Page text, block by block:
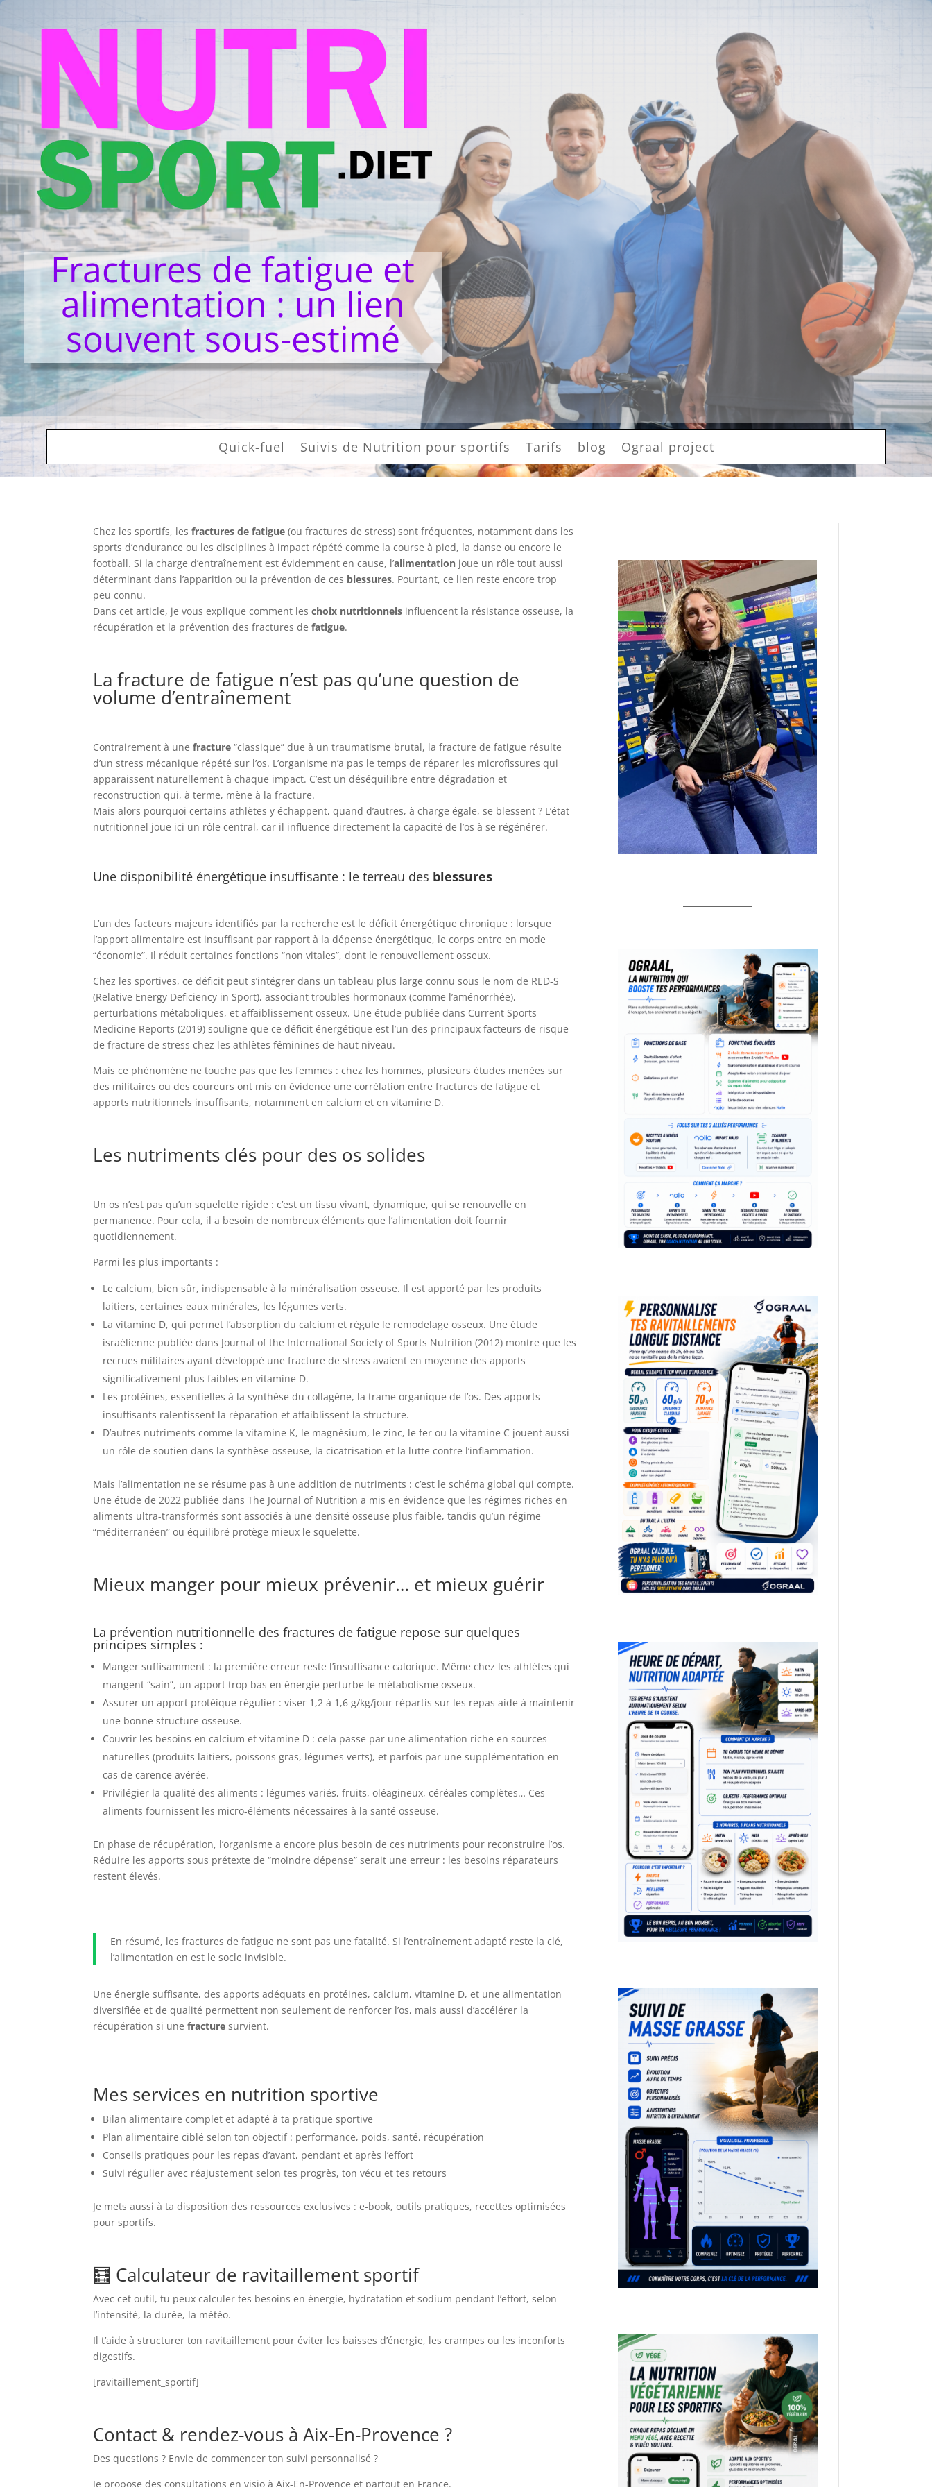
Fractures de fatigue et
alimentation : un lien
souvent sous-estimé
Quick-fuel Suivis de Nutrition pour sportifs Tarifs blog Ograal project
Chez les sportifs, lesfractures de fatigue (ou fractures de stress) sont fréquentes, notamment dans les
sports d’endurance ou les disciplines à impact répété comme la course à pied, la danse ou encore le
football. Si la charge d’entraînement est évidemment en cause, l’alimentation joue un rôle tout aussi
déterminant dans l’apparition ou la prévention de ces blessures. Pourtant, ce lien reste encore trop
peu connu.
Dans cet article, je vous explique comment leschoix nutritionnels influencent la résistance osseuse, la
récupération et la prévention des fractures defatigue.
La fracture de fatigue n’est pas qu’une question de
volume d’entraînement
Contrairement à unefracture “classique” due à un traumatisme brutal, la fracture de fatigue résulte
d’un stress mécanique répété sur l’os. L’organisme n’a pas le temps de réparer les microfissures qui
apparaissent naturellement à chaque impact. C’est un déséquilibre entre dégradation et
reconstruction qui, à terme, mène à la fracture.
Mais alors pourquoi certains athlètes y échappent, quand d’autres, à charge égale, se blessent ? L’état
nutritionnel joue ici un rôle central, car il influence directement la capacité de l’os à se régénérer.
Une disponibilité énergétique insuffisante : le terreau des blessures
L’un des facteurs majeurs identifiés par la recherche est le déficit énergétique chronique : lorsque
l’apport alimentaire est insuffisant par rapport à la dépense énergétique, le corps entre en mode
“économie”. Il réduit certaines fonctions “non vitales”, dont le renouvellement osseux.
Chez les sportives, ce déficit peut s’intégrer dans un tableau plus large connu sous le nom de RED-S
(Relative Energy Deficiency in Sport), associant troubles hormonaux (comme l’aménorrhée),
perturbations métaboliques, et affaiblissement osseux. Une étude publiée dans Current Sports
Medicine Reports (2019) souligne que ce déficit énergétique est l’un des principaux facteurs de risque
de fracture de stress chez les athlètes féminines de haut niveau.
Mais ce phénomène ne touche pas que les femmes : chez les hommes, plusieurs études menées sur
des militaires ou des coureurs ont mis en évidence une corrélation entre fractures de fatigue et
apports nutritionnels insuffisants, notamment en calcium et en vitamine D.
Les nutriments clés pour des os solides
Un os n’est pas qu’un squelette rigide : c’est un tissu vivant, dynamique, qui se renouvelle en
permanence. Pour cela, il a besoin de nombreux éléments que l’alimentation doit fournir
quotidiennement.
Parmi les plus importants :
Le calcium, bien sûr, indispensable à la minéralisation osseuse. Il est apporté par les produits
laitiers, certaines eaux minérales, les légumes verts.
La vitamine D, qui permet l’absorption du calcium et régule le remodelage osseux. Une étude
israélienne publiée dans Journal of the International Society of Sports Nutrition (2012) montre que les
recrues militaires ayant développé une fracture de stress avaient en moyenne des apports
significativement plus faibles en vitamine D.
Les protéines, essentielles à la synthèse du collagène, la trame organique de l’os. Des apports
insuffisants ralentissent la réparation et affaiblissent la structure.
D’autres nutriments comme la vitamine K, le magnésium, le zinc, le fer ou la vitamine C jouent aussi
un rôle de soutien dans la synthèse osseuse, la cicatrisation et la lutte contre l’inflammation.
Mais l’alimentation ne se résume pas à une addition de nutriments : c’est le schéma global qui compte.
Une étude de 2022 publiée dans The Journal of Nutrition a mis en évidence que les régimes riches en
aliments ultra-transformés sont associés à une densité osseuse plus faible, tandis qu’un régime
“méditerranéen” ou équilibré protège mieux le squelette.
Mieux manger pour mieux prévenir… et mieux guérir
La prévention nutritionnelle des fractures de fatigue repose sur quelques
principes simples :
Manger suffisamment : la première erreur reste l’insuffisance calorique. Même chez les athlètes qui
mangent “sain”, un apport trop bas en énergie perturbe le métabolisme osseux.
Assurer un apport protéique régulier : viser 1,2 à 1,6 g/kg/jour répartis sur les repas aide à maintenir
une bonne structure osseuse.
Couvrir les besoins en calcium et vitamine D : cela passe par une alimentation riche en sources
naturelles (produits laitiers, poissons gras, légumes verts), et parfois par une supplémentation en
cas de carence avérée.
Privilégier la qualité des aliments : légumes variés, fruits, oléagineux, céréales complètes… Ces
aliments fournissent les micro-éléments nécessaires à la santé osseuse.
En phase de récupération, l’organisme a encore plus besoin de ces nutriments pour reconstruire l’os.
Réduire les apports sous prétexte de “moindre dépense” serait une erreur : les besoins réparateurs
restent élevés.
En résumé, les fractures de fatigue ne sont pas une fatalité. Si l’entraînement adapté reste la clé,
l’alimentation en est le socle invisible.
Une énergie suffisante, des apports adéquats en protéines, calcium, vitamine D, et une alimentation
diversifiée et de qualité permettent non seulement de renforcer l’os, mais aussi d’accélérer la
récupération si unefracture survient.
Mes services en nutrition sportive
Bilan alimentaire complet et adapté à ta pratique sportive
Plan alimentaire ciblé selon ton objectif : performance, poids, santé, récupération
Conseils pratiques pour les repas d’avant, pendant et après l’effort
Suivi régulier avec réajustement selon tes progrès, ton vécu et tes retours
Je mets aussi à ta disposition des ressources exclusives : e-book, outils pratiques, recettes optimisées
pour sportifs.
🧮 Calculateur de ravitaillement sportif
Avec cet outil, tu peux calculer tes besoins en énergie, hydratation et sodium pendant l’effort, selon
l’intensité, la durée, la météo.
Il t’aide à structurer ton ravitaillement pour éviter les baisses d’énergie, les crampes ou les inconforts
digestifs.
[ravitaillement_sportif]
Contact & rendez-vous à Aix-En-Provence ?
Des questions ? Envie de commencer ton suivi personnalisé ?
Je propose des consultations en visio à Aix-En-Provence et partout en France.